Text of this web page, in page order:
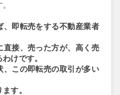
、即転売をする不動産業者
直接、売った方が、高く売
けです。
、この即転売の取引が多い
す。